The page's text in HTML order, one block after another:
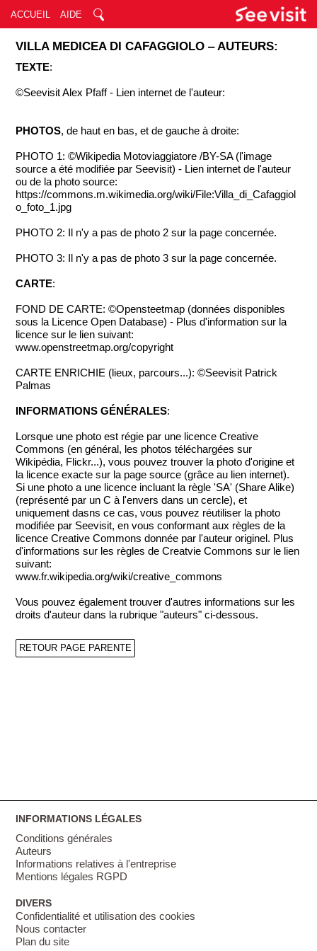
ACCUEIL AIDE
VILLA MEDICEA DI CAFAGGIOLO ‒ AUTEURS:
TEXTE:
©Seevisit Alex Pfaff - Lien internet de l'auteur:
PHOTOS, de haut en bas, et de gauche à droite:
PHOTO 1: ©Wikipedia Motoviaggiatore /BY-SA (l'image
source a été modifiée par Seevisit) - Lien internet de l'auteur
ou de la photo source:
https://commons.m.wikimedia.org/wiki/File:Villa_di_Cafaggiol
o_foto_1.jpg
PHOTO 2: Il n'y a pas de photo 2 sur la page concernée.
PHOTO 3: Il n'y a pas de photo 3 sur la page concernée.
CARTE:
FOND DE CARTE: ©Opensteetmap (données disponibles
sous la Licence Open Database) - Plus d'information sur la
licence sur le lien suivant:
www.openstreetmap.org/copyright
CARTE ENRICHIE (lieux, parcours...): ©Seevisit Patrick
Palmas
INFORMATIONS GÉNÉRALES:
Lorsque une photo est régie par une licence Creative
Commons (en général, les photos téléchargées sur
Wikipédia, Flickr...), vous pouvez trouver la photo d'origine et
la licence exacte sur la page source (grâce au lien internet).
Si une photo a une licence incluant la règle 'SA' (Share Alike)
(représenté par un C à l'envers dans un cercle), et
uniquement dasns ce cas, vous pouvez réutiliser la photo
modifiée par Seevisit, en vous conformant aux règles de la
licence Creative Commons donnée par l'auteur originel. Plus
d'informations sur les règles de Creatvie Commons sur le lien
suivant:
www.fr.wikipedia.org/wiki/creative_commons
Vous pouvez également trouver d'autres informations sur les
droits d'auteur dans la rubrique "auteurs" ci-dessous.
RETOUR PAGE PARENTE
INFORMATIONS LÉGALES
Conditions générales
Auteurs
Informations relatives à l'entreprise
Mentions légales RGPD
DIVERS
Confidentialité et utilisation des cookies
Nous contacter
Plan du site